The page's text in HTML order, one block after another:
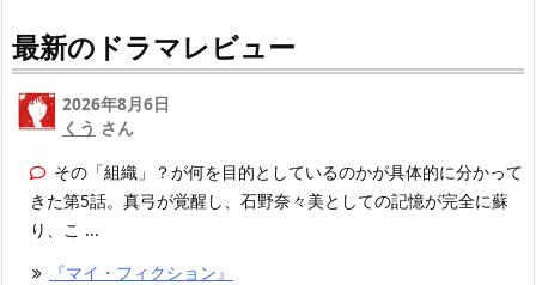
最新のドラマレビュー
2026年8月6日
くう さん
その「組織」？が何を目的としているのかが具体的に分かって
きた第5話。真弓が覚醒し、石野奈々美としての記憶が完全に蘇
り、こ ...
『マイ・フィクション』